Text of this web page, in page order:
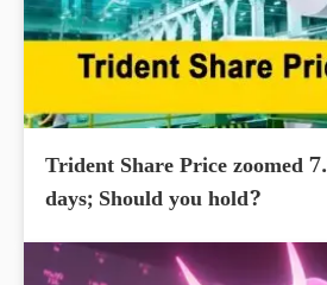
Trident Share Price zoomed
days; Should you hold?